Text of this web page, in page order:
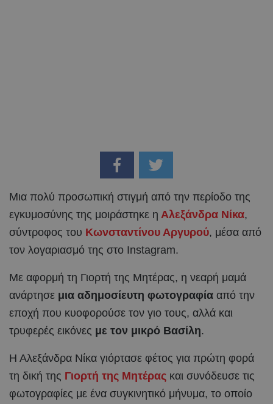
Μια πολύ προσωπική στιγμή από την περίοδο της
εγκυμοσύνης της μοιράστηκε η Αλεξάνδρα Νίκα,
σύντροφος του Κωνσταντίνου Αργυρού, μέσα από
τον λογαριασμό της στο Instagram.
Με αφορμή τη Γιορτή της Μητέρας, η νεαρή μαμά
ανάρτησε μια αδημοσίευτη φωτογραφία από την
εποχή που κυοφορούσε τον γιο τους, αλλά και
τρυφερές εικόνες με τον μικρό Βασίλη.
Η Αλεξάνδρα Νίκα γιόρτασε φέτος για πρώτη φορά
τη δική της Γιορτή της Μητέρας και συνόδευσε τις
φωτογραφίες με ένα συγκινητικό μήνυμα, το οποίο